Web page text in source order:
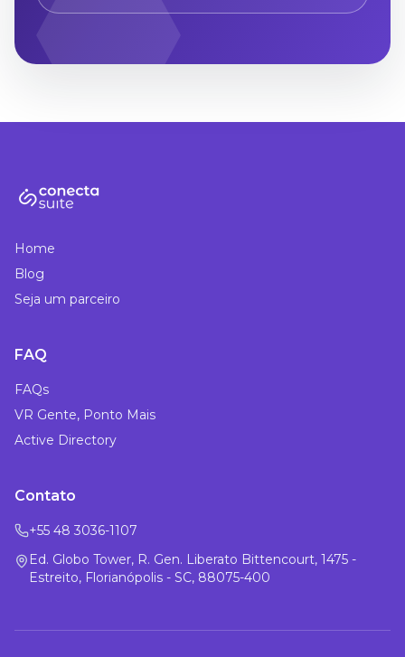
Home
Blog
Seja um parceiro
FAQ
FAQs
VR Gente, Ponto Mais
Active Directory
Contato
+55 48 3036-1107
Ed. Globo Tower, R. Gen. Liberato Bittencourt, 1475 -
Estreito, Florianópolis - SC, 88075-400